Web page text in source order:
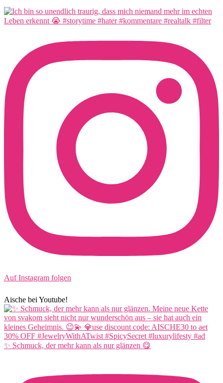
Auf Instagram folgen
Aische bei Youtube!
✨ Schmuck, der mehr kann als nur glänzen 😋